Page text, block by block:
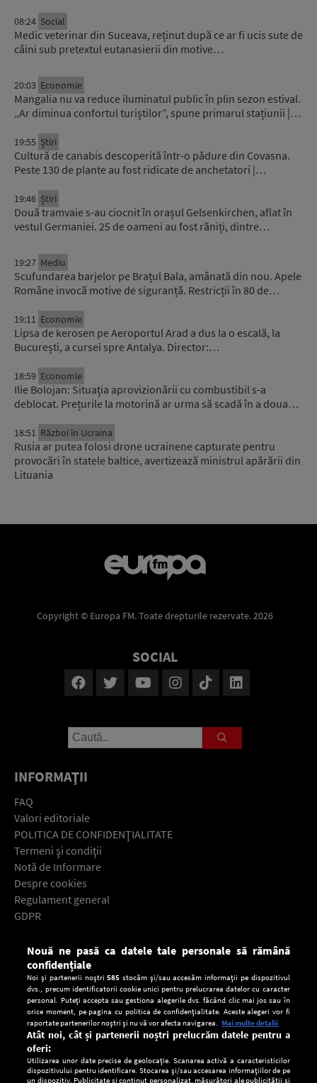
08:24 Social
Medic veterinar din Suceava, reținut după ce ar fi ucis sute de
câini sub pretextul eutanasierii din motive…
20:03 Economie
Mangalia nu va reduce iluminatul public în plin sezon estival.
„Ar diminua confortul turiștilor”, spune primarul stațiunii |…
19:55 Știri
Cultură de canabis descoperită într-o pădure din Covasna.
Peste 130 de plante au fost ridicate de anchetatori |…
19:46 Știri
Două tramvaie s-au ciocnit în orașul Gelsenkirchen, aflat în
vestul Germaniei. 25 de oameni au fost răniți, dintre…
19:27 Mediu
Scufundarea barjelor pe Brațul Bala, amânată din nou. Apele
Române invocă motive de siguranță. Restricții în 80 de…
19:11 Economie
Lipsa de kerosen pe Aeroportul Arad a dus la o escală, la
București, a cursei spre Antalya. Director:…
18:59 Economie
Ilie Bolojan: Situaţia aprovizionării cu combustibil s-a
deblocat. Prețurile la motorină ar urma să scadă în a doua…
18:51 Război în Ucraina
Rusia ar putea folosi drone ucrainene capturate pentru
provocări în statele baltice, avertizează ministrul apărării din
Lituania
Copyright © Europa FM. Toate drepturile rezervate. 2026
SOCIAL
INFORMAŢII
FAQ
Valori editoriale
POLITICA DE CONFIDENŢIALITATE
Termeni şi condiţii
Notă de Informare
Despre cookies
Regulament general
GDPR
Descarcă gratuit aplicaţia Europa FM pentru smartphone:
Nouă ne pasă ca datele tale personale să rămână
confidențiale
Noi și partenerii noștri585 stocăm și/sau accesăm informații pe dispozitivul
dvs., precum identificatorii cookie unici pentru prelucrarea datelor cu caracter
personal. Puteți accepta sau gestiona alegerile dvs. făcând clic mai jos sau în
orice moment, pe pagina cu politica de confidențialitate. Aceste alegeri vor fi
raportate partenerilor noștri și nu vă vor afecta navigarea. Mai multe detalii
Atât noi, cât și partenerii noștri prelucrăm datele pentru a
oferi:
Utilizarea unor date precise de geolocație. Scanarea activă a caracteristicilor
dispozitivului pentru identificare. Stocarea și/sau accesarea informațiilor de pe
un dispozitiv. Publicitate și conținut personalizat, măsurători ale publicității și